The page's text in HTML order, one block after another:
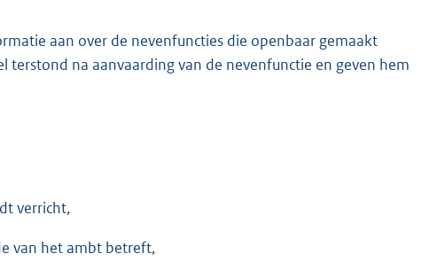
aan over de nevenfuncties die openbaar gemaakt
na aanvaarding van de nevenfunctie en geven hem
verricht,
van het ambt betreft,